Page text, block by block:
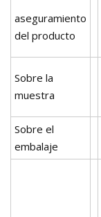
aseguramiento
del producto
Sobre la
muestra
Sobre el
embalaje